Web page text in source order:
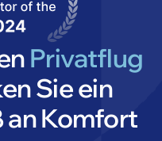
Privatflug
Sie ein
an Komfort